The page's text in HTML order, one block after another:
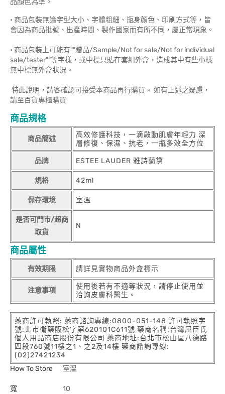
品顏色為準。
• 商品包裝無論字型大小、字體粗細、瓶身顏色、印刷方式等，皆
會因為商品批號、出產時間、製作國家而有所不同，屬正常現象。
• 商品包裝上可能有""贈品/Sample/Not for sale/Not for individual
sale/tester""等字樣，或中標只貼在套組外盒，造成其中有些小樣
無中標無外盒狀況。
特此說明，請客確認可接受本商品再行購買。 如有上述之疑慮，
請至百貨專櫃購買
商品規格
商品簡述
高效修護科技，一滴啟動肌膚年輕力 深
層修復、保濕、抗老，一瓶多效全方位
品牌 ESTEE LAUDER 雅詩蘭黛
規格 42ml
保存環境 室溫
是否可門市/超商
取貨
N
商品屬性
有效期限 請詳見實物商品外盒標示
注意事項
使用後若有不適等狀況，請停止使用並
洽詢皮膚科醫生。
藥商許可執照: 藥商諮詢專線:0800-051-148 許可執照字
號:北市衛藥販松字第620101C611號 藥商名稱:台灣屈臣氏
個人用品商店股份有限公司 藥商地址:台北市松山區八德路
四段760號11樓之1、之2及14樓 藥商諮詢專線:
(02)27421234
How To Store
室溫
寬 10